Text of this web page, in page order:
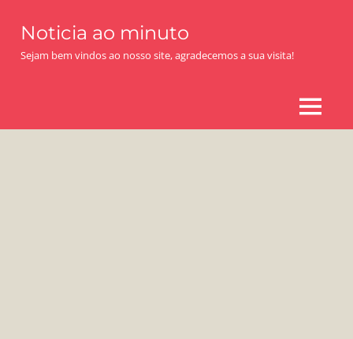
content
Noticia ao minuto
Sejam bem vindos ao nosso site, agradecemos a sua visita!
MENU